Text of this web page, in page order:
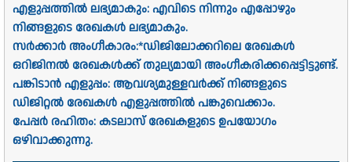
എളുപ്പത്തിൽ ലഭ്യമാകും: എവിടെ നിന്നും എപ്പോഴും
നിങ്ങളുടെ രേഖകൾ ലഭ്യമാകും.
സർക്കാർ അംഗീകാരം:*ഡിജിലോക്കറിലെ രേഖകൾ
ഒറിജിനൽ രേഖകൾക്ക് തുല്യമായി അംഗീകരിക്കപ്പെട്ടിട്ടുണ്ട്.
പങ്കിടാൻ എളുപ്പം: ആവശ്യമുള്ളവർക്ക് നിങ്ങളുടെ
ഡിജിറ്റൽ രേഖകൾ എളുപ്പത്തിൽ പങ്കുവെക്കാം.
പേപ്പർ രഹിതം: കടലാസ് രേഖകളുടെ ഉപയോഗം
ഒഴിവാക്കുന്നു.